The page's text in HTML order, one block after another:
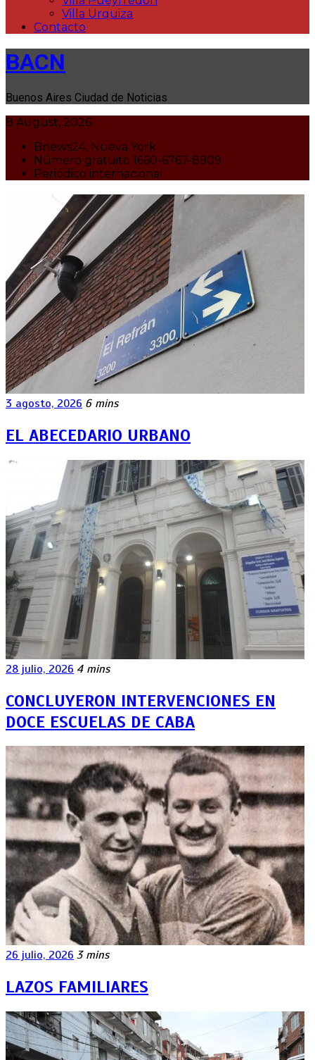
Villa Urquiza
Contacto
BACN
Buenos Aires Ciudad de Noticias
8 August, 2026
Bnews24, Nueva York
Número gratuito 1660-6767-8909
Periódico internacional
3 agosto, 2026 6 mins
EL ABECEDARIO URBANO
28 julio, 2026 4 mins
CONCLUYERON INTERVENCIONES EN
DOCE ESCUELAS DE CABA
26 julio, 2026 3 mins
LAZOS FAMILIARES